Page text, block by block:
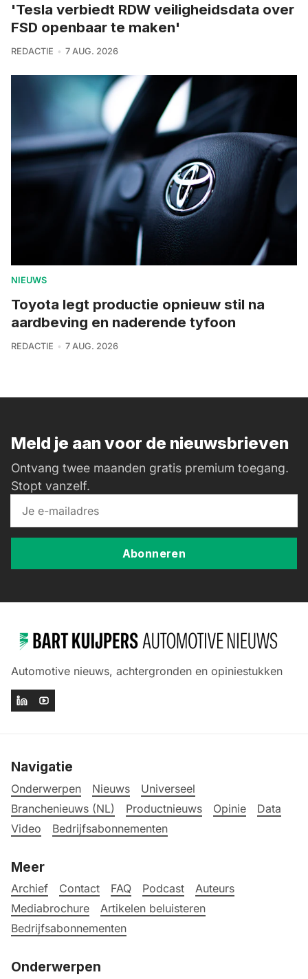
'Tesla verbiedt RDW veiligheidsdata over
FSD openbaar te maken'
REDACTIE 7 AUG. 2026
NIEUWS
Toyota legt productie opnieuw stil na
aardbeving en naderende tyfoon
REDACTIE 7 AUG. 2026
Meld je aan voor de nieuwsbrieven
Ontvang twee maanden gratis premium toegang.
Stopt vanzelf.
Abonneren
Automotive nieuws, achtergronden en opiniestukken
Navigatie
Onderwerpen Nieuws
Universeel
Branchenieuws (NL)
Productnieuws Opinie
Data
Video
Bedrijfsabonnementen
Meer
Archief Contact FAQ Podcast
Auteurs
Mediabrochure
Artikelen beluisteren
Bedrijfsabonnementen
Onderwerpen